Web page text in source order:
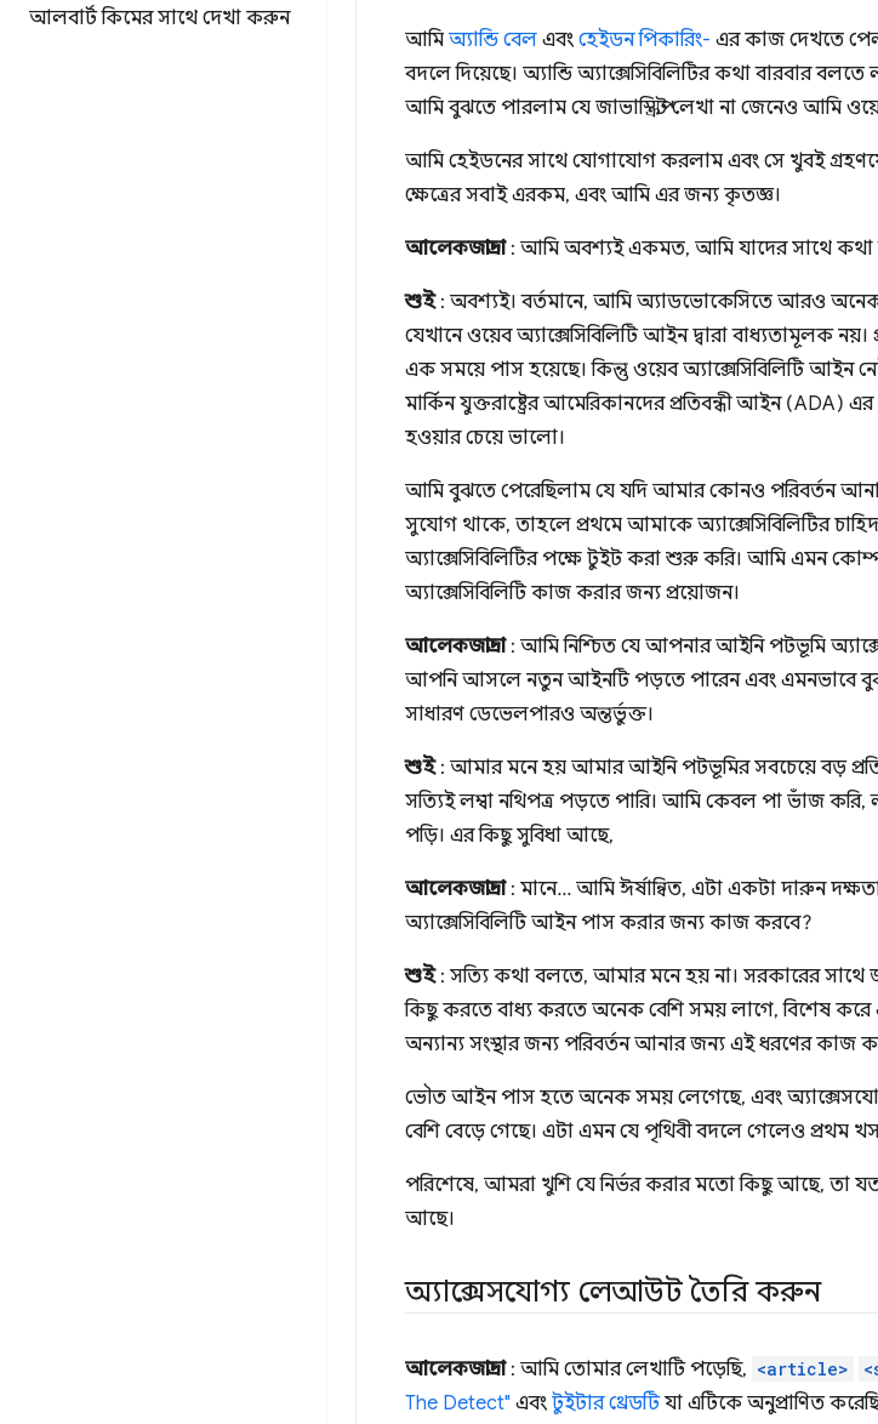
আলবার্ট কিমের সাথে দেখা করুন
আমি অ্যান্ডি বেল এবং হেইডন পিকারিং- এর কাজ দেখতে
বদলে দিয়েছে। অ্যান্ডি অ্যাক্সেসিবিলিটির কথা বারবার
আমি বুঝতে পারলাম যে জাভাস্ক্রিপ্ট লেখা না জেনেও আমি
আমি হেইডনের সাথে যোগাযোগ করলাম এবং সে খুবই
ক্ষেত্রের সবাই এরকম, এবং আমি এর জন্য কৃতজ্ঞ।
আলেকজান্দ্রা: আমি অবশ্যই একমত, আমি যাদের সাথে কথা
শুই: অবশ্যই। বর্তমানে, আমি অ্যাডভোকেসিতে আরও
যেখানে ওয়েব অ্যাক্সেসিবিলিটি আইন দ্বারা বাধ্যতামূলক
এক সময়ে পাস হয়েছে। কিন্তু ওয়েব অ্যাক্সেসিবিলিটি আইন
মার্কিন যুক্তরাষ্ট্রের আমেরিকানদের প্রতিবন্ধী আইন
হওয়ার চেয়ে ভালো।
আমি বুঝতে পেরেছিলাম যে যদি আমার কোনও পরিবর্তন
সুযোগ থাকে, তাহলে প্রথমে আমাকে অ্যাক্সেসিবিলিটির
অ্যাক্সেসিবিলিটির পক্ষে টুইট করা শুরু করি। আমি এমন
অ্যাক্সেসিবিলিটি কাজ করার জন্য প্রয়োজন।
আলেকজান্দ্রা: আমি নিশ্চিত যে আপনার আইনি পটভূমি
আপনি আসলে নতুন আইনটি পড়তে পারেন এবং এমনভাবে
সাধারণ ডেভেলপারও অন্তর্ভুক্ত।
শুই: আমার মনে হয় আমার আইনি পটভূমির সবচেয়ে বড়
সত্যিই লম্বা নথিপত্র পড়তে পারি। আমি কেবল পা ভাঁজ
পড়ি। এর কিছু সুবিধা আছে,
আলেকজান্দ্রা: মানে... আমি ঈর্ষান্বিত, এটা একটা দারুন
অ্যাক্সেসিবিলিটি আইন পাস করার জন্য কাজ করবে?
শুই: সত্যি কথা বলতে, আমার মনে হয় না। সরকারের
কিছু করতে বাধ্য করতে অনেক বেশি সময় লাগে, বিশেষ করে
অন্যান্য সংস্থার জন্য পরিবর্তন আনার জন্য এই ধরণের কাজ
ভৌত আইন পাস হতে অনেক সময় লেগেছে, এবং
বেশি বেড়ে গেছে। এটা এমন যে পৃথিবী বদলে গেলেও প্রথম
পরিশেষে, আমরা খুশি যে নির্ভর করার মতো কিছু আছে,
আছে।
অ্যাক্সেসযোগ্য লেআউট তৈরি করুন
আলেকজান্দ্রা: আমি তোমার লেখাটি পড়েছি, <article>
The Detect" এবং টুইটার থ্রেডটিযা এটিকে অনুপ্রাণিত